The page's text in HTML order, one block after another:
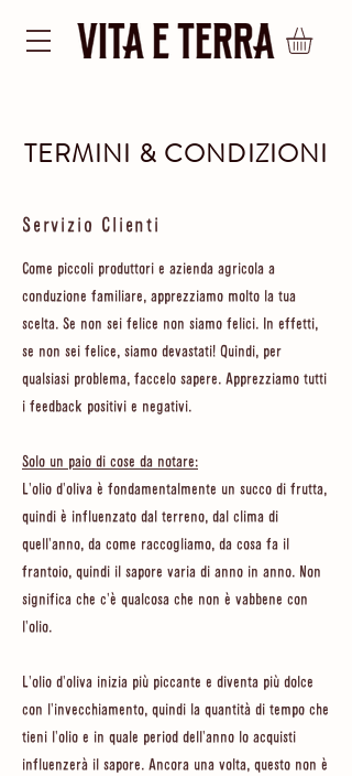
TERMINI & CONDIZIONI
Servizio Clienti
Come piccoli produttori e azienda agricola a
conduzione familiare, apprezziamo molto la tua
scelta. Se non sei felice non siamo felici. In effetti,
se non sei felice, siamo devastati! Quindi, per
qualsiasi problema, faccelo sapere. Apprezziamo tutti
i feedback positivi e negativi.
Solo un paio di cose da notare:
L'olio d'oliva è fondamentalmente un succo di frutta,
quindi è influenzato dal terreno, dal clima di
quell'anno, da come raccogliamo, da cosa fa il
frantoio, quindi il sapore varia di anno in anno. Non
significa che c'è qualcosa che non è vabbene con
l'olio.
L'olio d'oliva inizia più piccante e diventa più dolce
con l'invecchiamento, quindi la quantità di tempo che
tieni l'olio e in quale period dell'anno lo acquisti
influenzerà il sapore. Ancora una volta, questo non è